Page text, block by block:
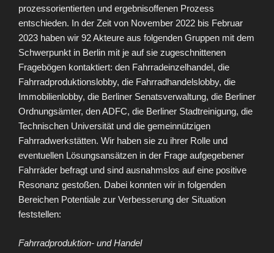
prozessorientierten und ergebnisoffenen Prozess
entschieden. In der Zeit von November 2022 bis Februar
2023 haben wir 92 Akteure aus folgenden Gruppen mit dem
Schwerpunkt in Berlin mit je auf sie zugeschnittenen
Fragebögen kontaktiert: den Fahrradeinzelhandel, die
Fahrradproduktionslobby, die Fahrradhandelslobby, die
Immobilienlobby, die Berliner Senatsverwaltung, die Berliner
Ordnungsämter, den ADFC, die Berliner Stadtreinigung, die
Technischen Universität und die gemeinnützigen
Fahrradwerkstätten. Wir haben sie zu ihrer Rolle und
eventuellen Lösungsansätzen in der Frage aufgegebener
Fahrräder befragt und sind ausnahmslos auf eine positive
Resonanz gestoßen. Dabei konnten wir in folgenden
Bereichen Potentiale zur Verbesserung der Situation
feststellen:
Fahrradproduktion- und Handel